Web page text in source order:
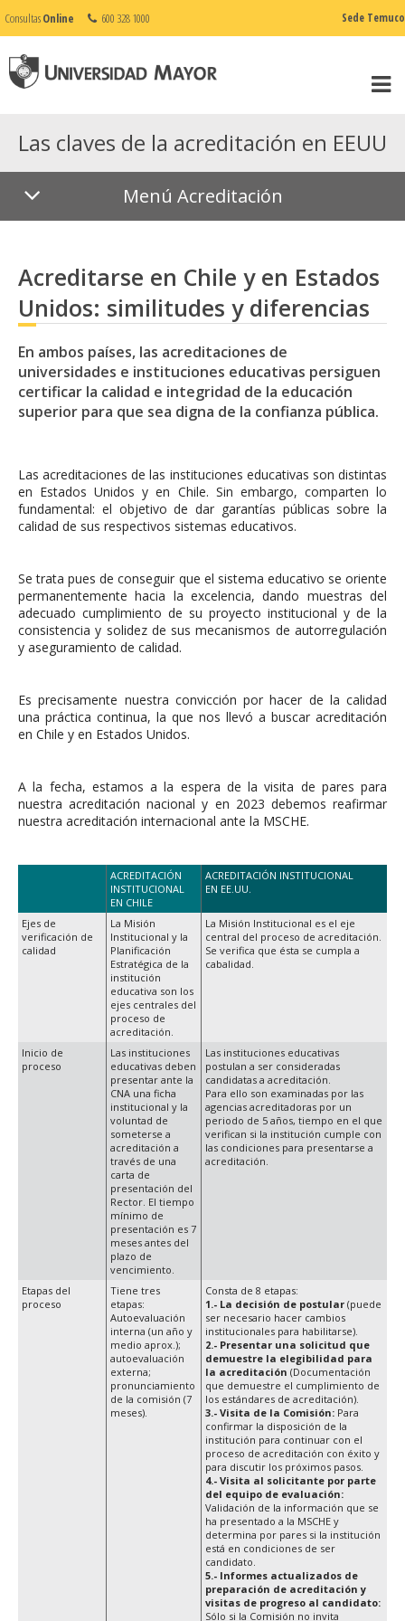
ConsultasOnline 600 328 1000 Sede Temuco
Las claves de la acreditación en EEUU
Menú Acreditación
Acreditarse en Chile y en Estados
Unidos: similitudes y diferencias
En ambos países, las acreditaciones de
universidades e instituciones educativas persiguen
certificar la calidad e integridad de la educación
superior para que sea digna de la confianza pública.
Las acreditaciones de las instituciones educativas son distintas
en Estados Unidos y en Chile. Sin embargo, comparten lo
fundamental: el objetivo de dar garantías públicas sobre la
calidad de sus respectivos sistemas educativos.
Se trata pues de conseguir que el sistema educativo se oriente
permanentemente hacia la excelencia, dando muestras del
adecuado cumplimiento de su proyecto institucional y de la
consistencia y solidez de sus mecanismos de autorregulación
y aseguramiento de calidad.
Es precisamente nuestra convicción por hacer de la calidad
una práctica continua, la que nos llevó a buscar acreditación
en Chile y en Estados Unidos.
A la fecha, estamos a la espera de la visita de pares para
nuestra acreditación nacional y en 2023 debemos reafirmar
nuestra acreditación internacional ante la MSCHE.
ACREDITACIÓN
INSTITUCIONAL
EN CHILE
ACREDITACIÓN INSTITUCIONAL
EN EE.UU.
Ejes de
verificación de
calidad
La Misión
Institucional y la
Planificación
Estratégica de la
institución
educativa son los
ejes centrales del
proceso de
acreditación.
La Misión Institucional es el eje
central del proceso de acreditación.
Se verifica que ésta se cumpla a
cabalidad.
Inicio de
proceso
Las instituciones
educativas deben
presentar ante la
CNA una ficha
institucional y la
voluntad de
someterse a
acreditación a
través de una
carta de
presentación del
Rector. El tiempo
mínimo de
presentación es 7
meses antes del
plazo de
vencimiento.
Las instituciones educativas
postulan a ser consideradas
candidatas a acreditación.
Para ello son examinadas por las
agencias acreditadoras por un
periodo de 5 años, tiempo en el que
verifican si la institución cumple con
las condiciones para presentarse a
acreditación.
Etapas del
proceso
Tiene tres
etapas:
Autoevaluación
interna (un año y
medio aprox.);
autoevaluación
externa;
pronunciamiento
de la comisión (7
meses).
Consta de 8 etapas:
1.- La decisión de postular (puede
ser necesario hacer cambios
institucionales para habilitarse).
2.- Presentar una solicitud que
demuestre la elegibilidad para
la acreditación(Documentación
que demuestre el cumplimiento de
los estándares de acreditación).
3.- Visita de la Comisión: Para
confirmar la disposición de la
institución para continuar con el
proceso de acreditación con éxito y
para discutir los próximos pasos.
4.- Visita al solicitante por parte
del equipo de evaluación:
Validación de la información que se
ha presentado a la MSCHE y
determina por pares si la institución
está en condiciones de ser
candidato.
5.- Informes actualizados de
preparación de acreditación y
visitas de progreso al candidato:
Sólo si la Comisión no invita